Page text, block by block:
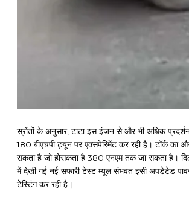
स्रोंतों के अनुसार, टाटा इस इंजन से और भी अधिक
180 बीएचपी ट्यून पर एक्सपेरिमेंट कर रही है। टॉर्क का
सकता है जो होसकता है 380 एनएम तक जा सकता है।
में देखी गई नई सफारी टेस्ट म्यूल संभवत इसी अपडेटेड
टेस्टिंग कर रही है।